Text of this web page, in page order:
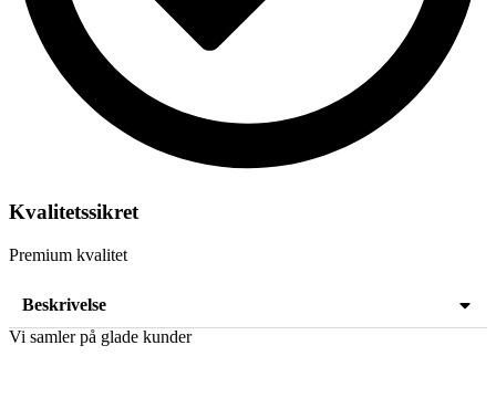
Kvalitetssikret
Premium kvalitet
Beskrivelse
Vi samler på glade kunder